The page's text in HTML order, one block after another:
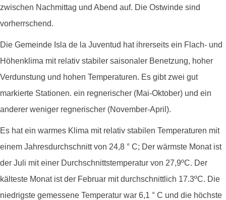
zwischen Nachmittag und Abend auf. Die Ostwinde sind
vorherrschend.
Die Gemeinde Isla de la Juventud hat ihrerseits ein Flach- und
Höhenklima mit relativ stabiler saisonaler Benetzung, hoher
Verdunstung und hohen Temperaturen. Es gibt zwei gut
markierte Stationen. ein regnerischer (Mai-Oktober) und ein
anderer weniger regnerischer (November-April).
Es hat ein warmes Klima mit relativ stabilen Temperaturen mit
einem Jahresdurchschnitt von 24,8 ° C; Der wärmste Monat ist
der Juli mit einer Durchschnittstemperatur von 27,9ºC. Der
kälteste Monat ist der Februar mit durchschnittlich 17.3ºC. Die
niedrigste gemessene Temperatur war 6,1 ° C und die höchste